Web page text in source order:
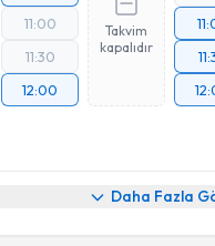
11:00
11:30
12:00
Takvim
kapalıdır
Daha Fazla